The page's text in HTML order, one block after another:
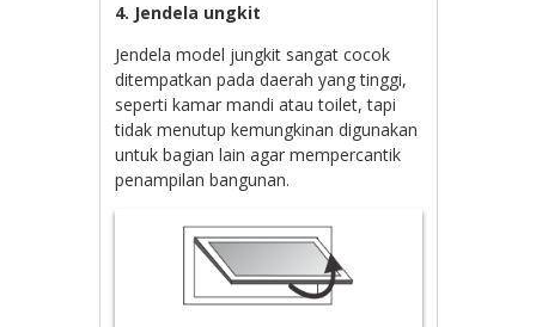
4. Jendela ungkit
Jendela model jungkit sangat cocok
ditempatkan pada daerah yang tinggi,
seperti kamar mandi atau toilet, tapi
tidak menutup kemungkinan digunakan
untuk bagian lain agar mempercantik
penampilan bangunan.